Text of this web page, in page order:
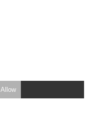
Allow